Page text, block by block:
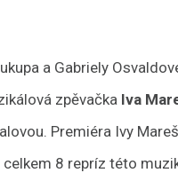
a Gabriely
zpěvačka Iva
Premiéra Ivy
8 repríz této